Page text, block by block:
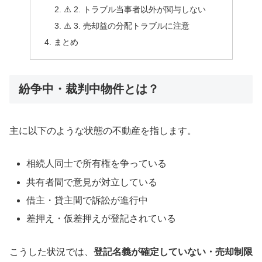
⚠️ 2. トラブル当事者以外が関与しない
⚠️ 3. 売却益の分配トラブルに注意
まとめ
紛争中・裁判中物件とは？
主に以下のような状態の不動産を指します。
相続人同士で所有権を争っている
共有者間で意見が対立している
借主・貸主間で訴訟が進行中
差押え・仮差押えが登記されている
こうした状況では、 登記名義が確定していない・売却制限